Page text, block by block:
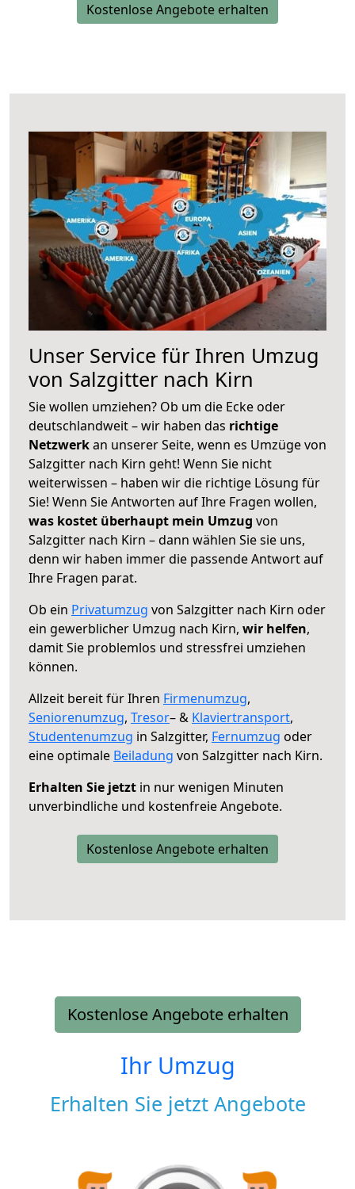
Kostenlose Angebote erhalten
Unser Service für Ihren Umzug
von Salzgitter nach Kirn
Sie wollen umziehen? Ob um die Ecke oder
deutschlandweit – wir haben das richtige
Netzwerkan unserer Seite, wenn es Umzüge von
Salzgitter nach Kirn geht! Wenn Sie nicht
weiterwissen – haben wir die richtige Lösung für
Sie! Wenn Sie Antworten auf Ihre Fragen wollen,
was kostet überhaupt mein Umzug von
Salzgitter nach Kirn – dann wählen Sie sie uns,
denn wir haben immer die passende Antwort auf
Ihre Fragen parat.
Ob ein Privatumzug von Salzgitter nach Kirn oder
ein gewerblicher Umzug nach Kirn, wir helfen,
damit Sie problemlos und stressfrei umziehen
können.
Allzeit bereit für Ihren Firmenumzug,
Seniorenumzug, Tresor– & Klaviertransport,
Studentenumzug in Salzgitter, Fernumzug oder
eine optimale Beiladung von Salzgitter nach Kirn.
Erhalten Sie jetzt in nur wenigen Minuten
unverbindliche und kostenfreie Angebote.
Kostenlose Angebote erhalten
Kostenlose Angebote erhalten
Ihr Umzug
Erhalten Sie jetzt Angebote